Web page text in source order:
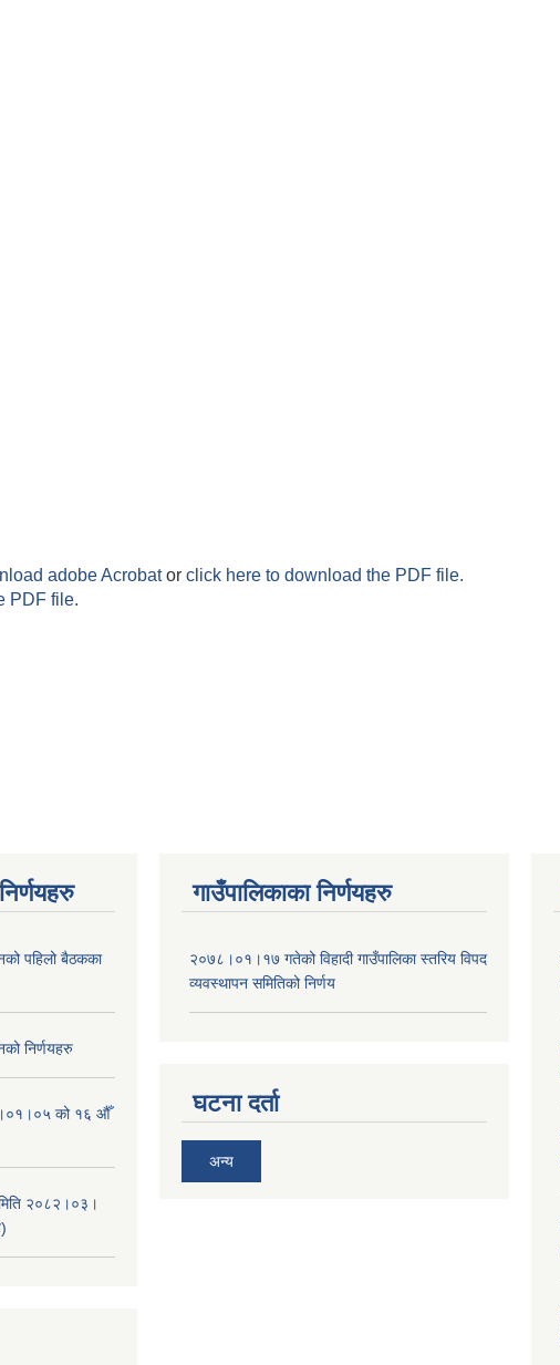
adobe Acrobator click here to download the PDF file.
PDF file.
पहिलो बैठकका
निर्णयहरु
को १६ औँ
मिति २०८२।०३।
गाउँपालिकाका निर्णयहरु
२०७८।०१।१७ गतेको विहादी गाउँपालिका स्तरिय विपद
व्यवस्थापन समितिको निर्णय
घटना दर्ता
अन्य